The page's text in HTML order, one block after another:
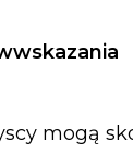
mogą